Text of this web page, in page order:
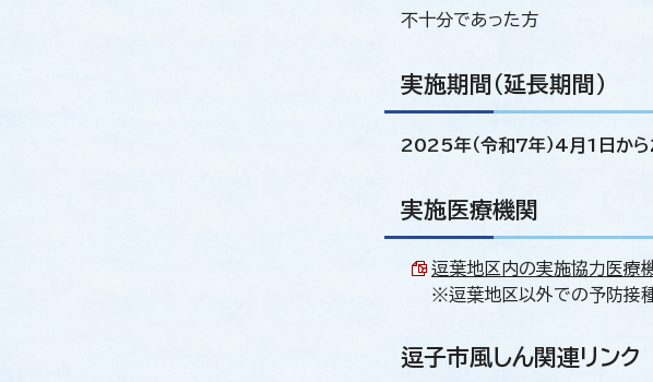
不十分であった方
実施期間（延長期間）
2025年（令和7年）4月1日か
実施医療機関
逗葉地区内の実施協力医療
※逗葉地区以外での予防接
逗子市風しん関連リンク